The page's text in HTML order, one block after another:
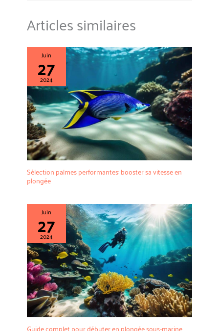
Articles similaires
Juin
27
2024
Sélection palmes performantes: booster sa vitesse en
plongée
Juin
27
2024
Guide complet pour débuter en plongée sous-marine